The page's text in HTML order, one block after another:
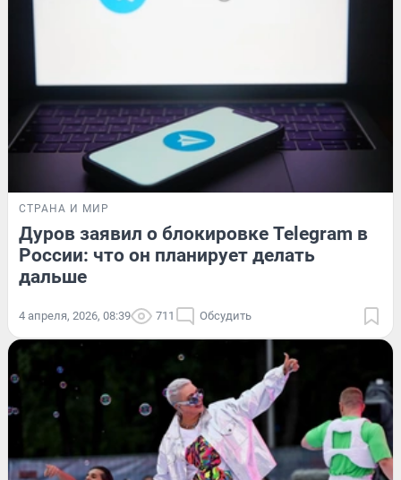
СТРАНА И МИР
Дуров заявил о блокировке Telegram в
России: что он планирует делать
дальше
4 апреля, 2026, 08:39 711 Обсудить